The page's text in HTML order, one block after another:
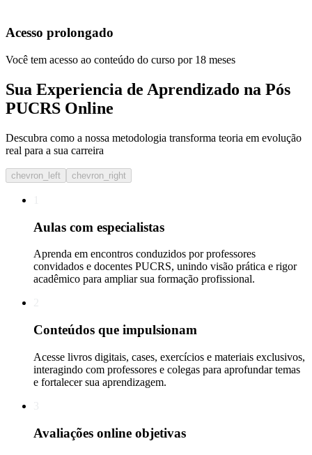
Acesso prolongado
Você tem acesso ao conteúdo do curso por 18 meses
Sua Experiencia de Aprendizado na Pós
PUCRS Online
Descubra como a nossa metodologia transforma teoria em evolução
real para a sua carreira​
chevron_left chevron_right
Aulas com especialistas
Aprenda em encontros conduzidos por professores
convidados e docentes PUCRS, unindo visão prática e rigor
acadêmico para ampliar sua formação profissional.
Conteúdos que impulsionam
Acesse livros digitais, cases, exercícios e materiais exclusivos,
interagindo com professores e colegas para aprofundar temas
e fortalecer sua aprendizagem.
Avaliações online objetivas